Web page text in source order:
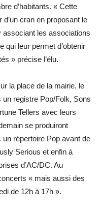
d’habitants. « Cette
cran en proposant le
associant les associations
qui leur permet d’obtenir
» précise l’élu.
la place de la mairie, le
un registre Pop/Folk, Sons
Tellers avec leurs
se produiront
répertoire Pop avant de
Serious et enfin à
d’AC/DC. Au
« mais aussi des
de 12h à 17h ».